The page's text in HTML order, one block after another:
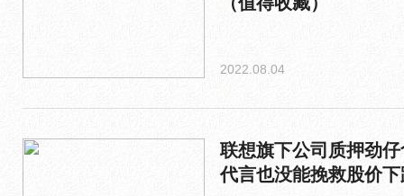
2022.08.04
联想旗下公司质押劲
代言也没能挽救股价下